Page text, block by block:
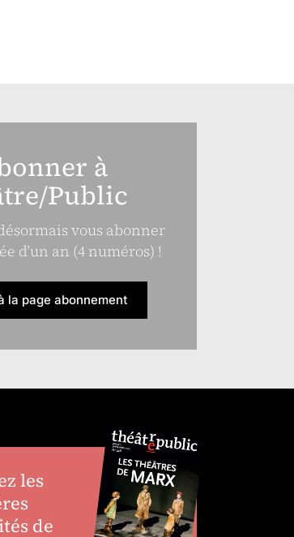
à
Public
vous abonner
d’un an (4 numéros) !
la page abonnement
les
de